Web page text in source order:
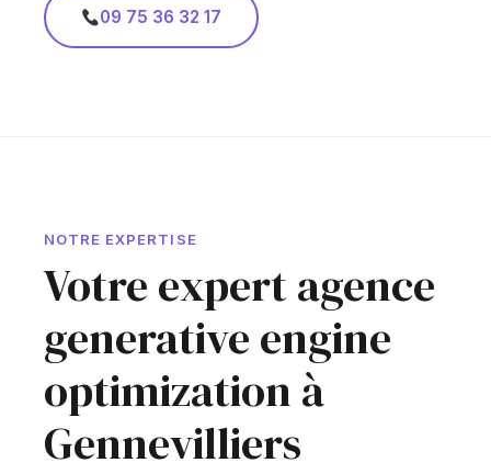
09 75 36 32 17
NOTRE EXPERTISE
Votre expert agence
generative engine
optimization à
Gennevilliers